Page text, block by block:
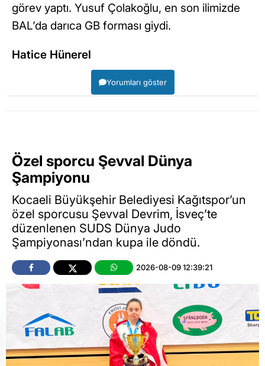
görev yaptı. Yusuf Çolakoğlu, en son ilimizde
BAL’da darıca GB forması giydi.
Hatice Hünerel
Yorumları göster
Özel sporcu Şevval Dünya
Şampiyonu
Kocaeli Büyükşehir Belediyesi Kağıtspor’un
özel sporcusu Şevval Devrim, İsveç’te
düzenlenen SUDS Dünya Judo
Şampiyonası’ndan kupa ile döndü.
2026-08-09 12:39:21